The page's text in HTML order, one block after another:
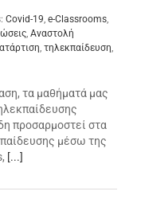
Covid-19 e-Classrooms
Αναστολή
τηλεκπαίδευση
τα μαθήματά μας
προσαρμοστεί στα
μέσω της
[...]